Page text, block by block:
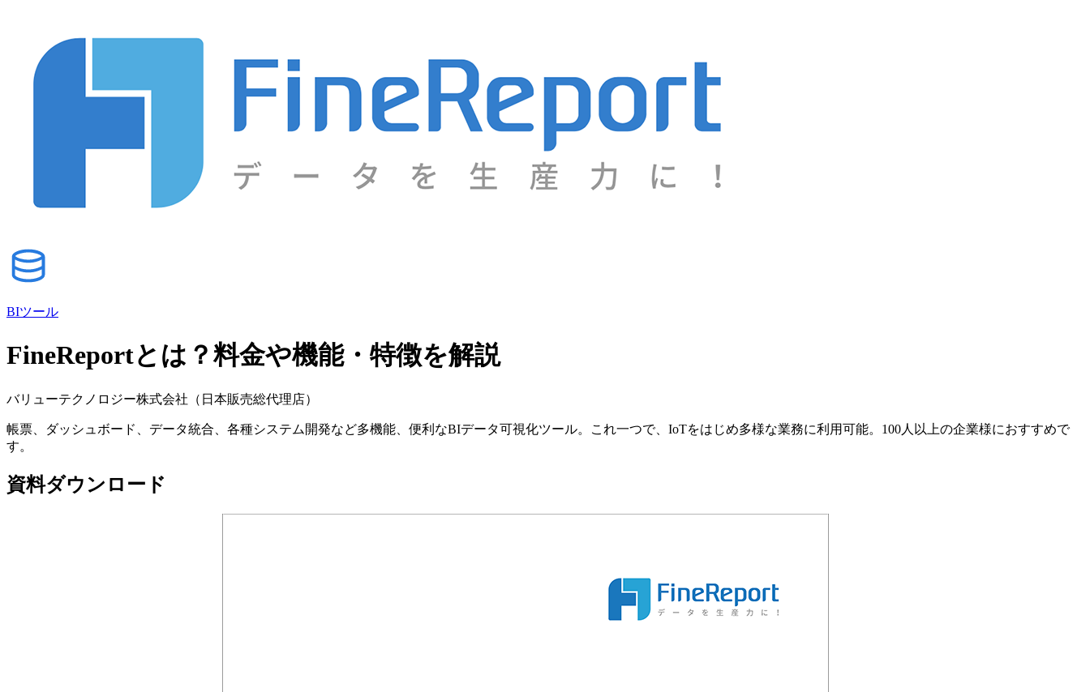
BIツール
FineReportとは？料金や機能・特徴を解説
バリューテクノロジー株式会社（日本販売総代理店）
帳票、ダッシュボード、データ統合、各種システム開発など多機能、便利なBIデータ可視化ツール。これ一つで、IoTをはじめ多様な業務に利用可能。100人以上の企業様におすすめで
す。
資料ダウンロード